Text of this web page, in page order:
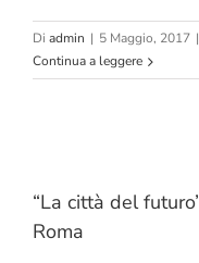
Di admin | 5 Maggio, 2017 |
Continua a leggere
“La città del
Roma